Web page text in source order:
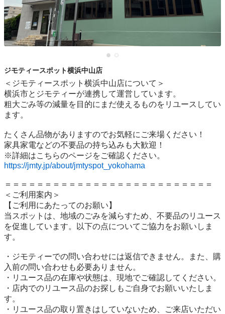
ジモティースポット横浜中山店
＜ジモティースポット横浜中山店について＞
横浜市とジモティーが連携して運営しています。
粗⼤ごみ等の減量を⽬的にまだ使えるものをリユースしてい
ます。
たくさん品物がありますのでお気軽にご来場ください！
家具家電などの不要品の持ち込みも大歓迎！
https://jmty.jp/about/jmtyspot_yokohama
＝＝＝＝＝＝＝＝＝＝＝＝＝＝＝＝＝＝＝＝＝＝＝＝＝＝
＜ご利用案内＞
【ご利用にあたってのお願い】
当スポットは、地域のごみを減らすため、不要品のリユース
を促進しています。以下の点についてご協力をお願いしま
す。
・ジモティーでの問い合わせには返信できません。また、購
入前の問い合わせも必要ありません。
・リユース品の在庫や状態は、現地でご確認してください。
・店内でのリユース品のお探しもご自身でお願いいたしま
す。
・リユース品の取り置きはしていないため、ご来店いただい